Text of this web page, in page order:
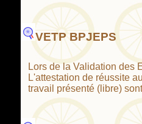
VETP BPJEPS
Lors de la Validation des
L'attestation de réussite
travail présenté (libre)